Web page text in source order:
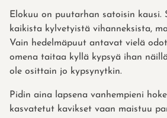
Elokuu on puutarhan satoisin kausi.
kaikista kylvetyistä vihanneksista,
Vain hedelmäpuut antavat vielä
omena taitaa kyllä kypsyä ihan
ole osittain jo kypsynytkin.
Pidin aina lapsena vanhempieni
kasvatetut kavikset vaan maistuu